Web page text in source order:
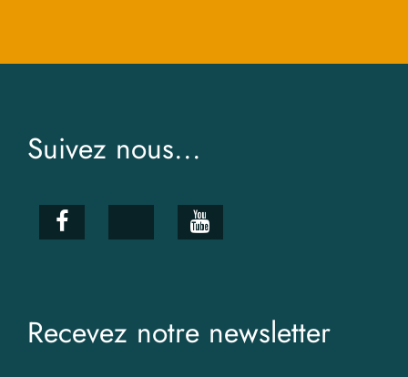
Suivez nous...
Recevez notre newsletter